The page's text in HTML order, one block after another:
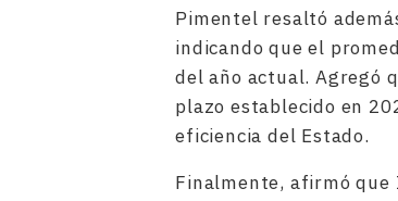
Pimentel resaltó
indicando que el
del año actual. Agregó
plazo establecido en
eficiencia del Estado.
Finalmente, afirmó